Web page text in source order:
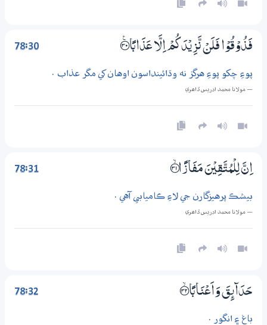
78:30 فَذُوْقُوْا فَلَنْ نَّزِيْدَكُمْ اِلَّا عَذَابًا ؀ۧ30
پوءِ چکو پوءِ هرگز نه وڌائينداسون اوهان کي مگر عذاب .
— مولانا محمد ادريس ڏاھري
78:31 اِنَّ لِلْمُتَّقِيْنَ مَفَازًا ؀ۙ31
بيشڪ پرهيزگارن جي لاءِ ڪاميابي آهي .
— مولانا محمد ادريس ڏاھري
78:32 حَدَاۗىِٕقَ وَاَعْنَابًا ؀ۙ32
باغ ۽ انگور .